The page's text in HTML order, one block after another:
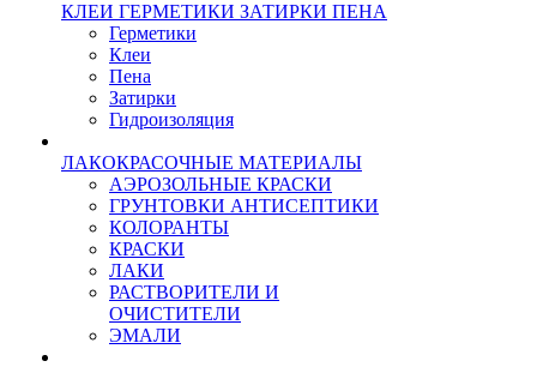
КЛЕИ ГЕРМЕТИКИ ЗАТИРКИ ПЕНА
Герметики
Клеи
Пена
Затирки
Гидроизоляция
ЛАКОКРАСОЧНЫЕ МАТЕРИАЛЫ
АЭРОЗОЛЬНЫЕ КРАСКИ
ГРУНТОВКИ АНТИСЕПТИКИ
КОЛОРАНТЫ
КРАСКИ
ЛАКИ
РАСТВОРИТЕЛИ И
ОЧИСТИТЕЛИ
ЭМАЛИ